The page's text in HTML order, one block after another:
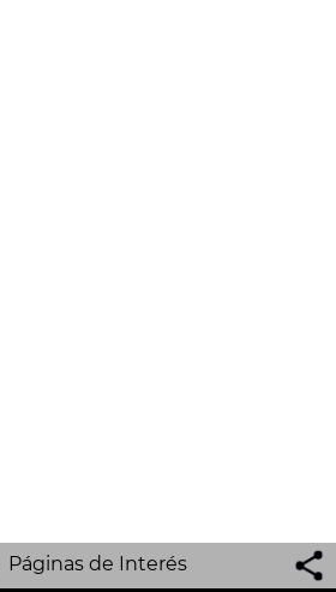
Páginas de Interés